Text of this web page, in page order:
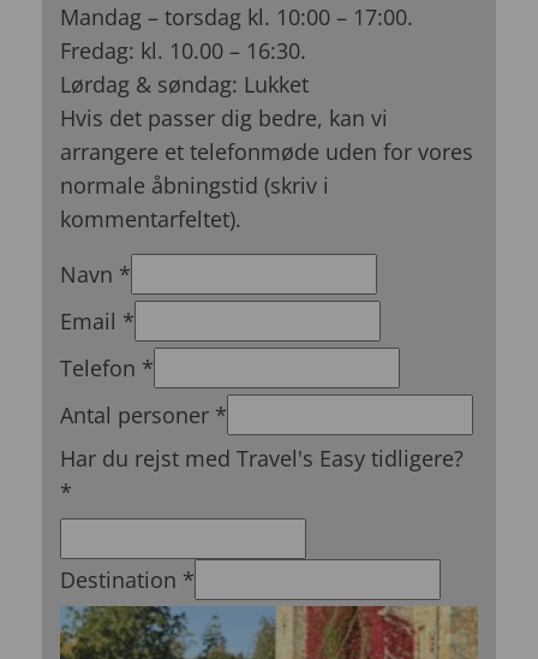
Mandag – torsdag kl. 10:00 – 17:00.
Fredag: kl. 10.00 – 16:30.
Lørdag & søndag: Lukket
Hvis det passer dig bedre, kan vi
arrangere et telefonmøde uden for vores
normale åbningstid (skriv i
kommentarfeltet).
Navn *
Email *
Telefon *
Antal personer *
Har du rejst med Travel's Easy tidligere?
*
Destination *